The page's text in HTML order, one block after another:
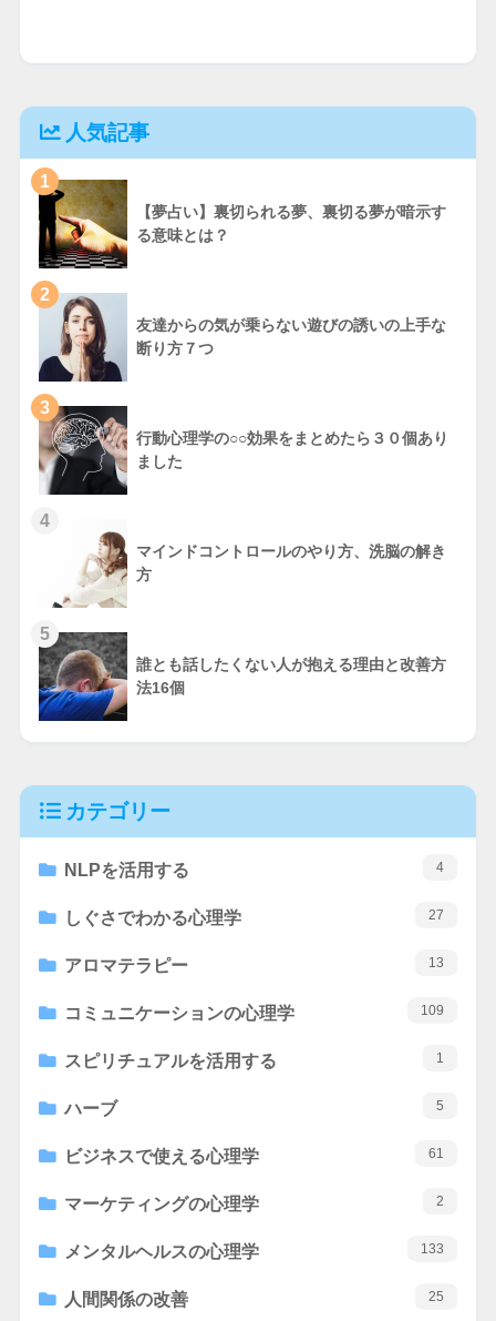
人気記事
1
【夢占い】裏切られる夢、裏切る夢が暗示す
る意味とは？
2
友達からの気が乗らない遊びの誘いの上手な
断り方７つ
3
行動心理学の○○効果をまとめたら３０個あり
ました
4
マインドコントロールのやり方、洗脳の解き
方
5
誰とも話したくない人が抱える理由と改善方
法16個
カテゴリー
NLPを活用する 4
しぐさでわかる心理学 27
アロマテラピー 13
コミュニケーションの心理学 109
スピリチュアルを活用する 1
ハーブ 5
ビジネスで使える心理学 61
マーケティングの心理学 2
メンタルヘルスの心理学 133
人間関係の改善 25